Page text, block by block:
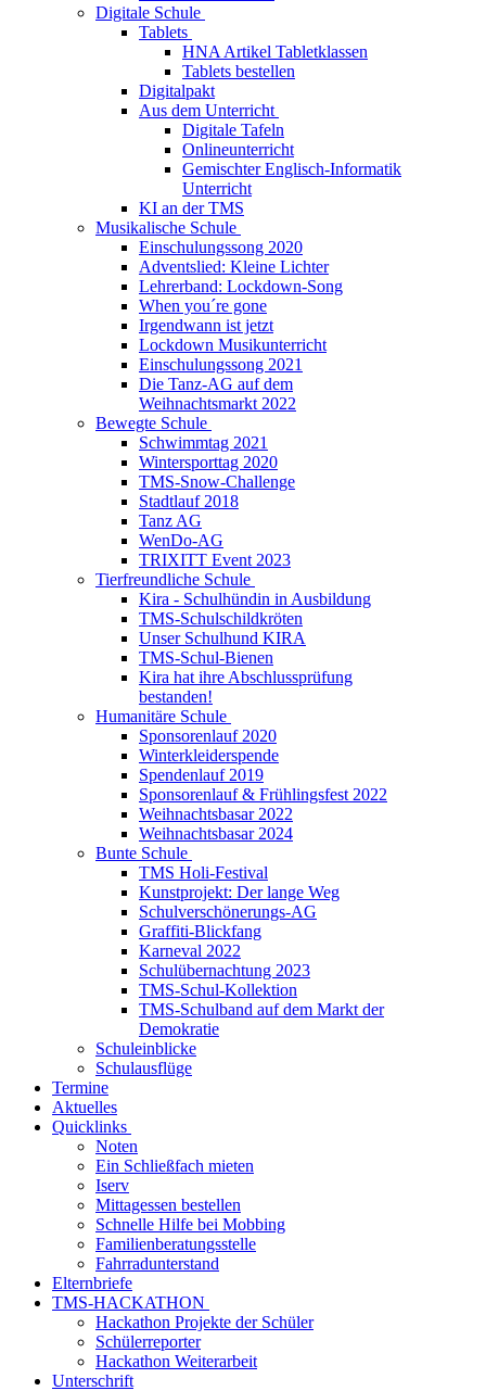
Digitale Schule
Tablets
HNA Artikel Tabletklassen
Tablets bestellen
Digitalpakt
Aus dem Unterricht
Digitale Tafeln
Onlineunterricht
Gemischter Englisch-Informatik
Unterricht
KI an der TMS
Musikalische Schule
Einschulungssong 2020
Adventslied: Kleine Lichter
Lehrerband: Lockdown-Song
When you´re gone
Irgendwann ist jetzt
Lockdown Musikunterricht
Einschulungssong 2021
Die Tanz-AG auf dem
Weihnachtsmarkt 2022
Bewegte Schule
Schwimmtag 2021
Wintersporttag 2020
TMS-Snow-Challenge
Stadtlauf 2018
Tanz AG
WenDo-AG
TRIXITT Event 2023
Tierfreundliche Schule
Kira - Schulhündin in Ausbildung
TMS-Schulschildkröten
Unser Schulhund KIRA
TMS-Schul-Bienen
Kira hat ihre Abschlussprüfung
bestanden!
Humanitäre Schule
Sponsorenlauf 2020
Winterkleiderspende
Spendenlauf 2019
Sponsorenlauf & Frühlingsfest 2022
Weihnachtsbasar 2022
Weihnachtsbasar 2024
Bunte Schule
TMS Holi-Festival
Kunstprojekt: Der lange Weg
Schulverschönerungs-AG
Graffiti-Blickfang
Karneval 2022
Schulübernachtung 2023
TMS-Schul-Kollektion
TMS-Schulband auf dem Markt der
Demokratie
Schuleinblicke
Schulausflüge
Termine
Aktuelles
Quicklinks
Noten
Ein Schließfach mieten
Iserv
Mittagessen bestellen
Schnelle Hilfe bei Mobbing
Familienberatungsstelle
Fahrradunterstand
Elternbriefe
TMS-HACKATHON
Hackathon Projekte der Schüler
Schülerreporter
Hackathon Weiterarbeit
Unterschrift